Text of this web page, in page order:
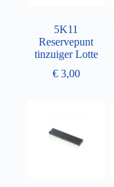
5K11
Reservepunt
tinzuiger Lotte
€3,00